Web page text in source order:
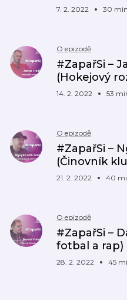
7. 2. 2022 30 min
O epizodě
#ZapařSi –
(Hokejový
14. 2. 2022 53
O epizodě
#ZapařSi –
(Činovník
21. 2. 2022 40
O epizodě
#ZapařSi –
fotbal a rap)
28. 2. 2022 45